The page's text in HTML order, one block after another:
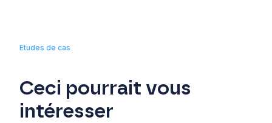
Etudes de cas
Ceci pourrait vous
intéresser